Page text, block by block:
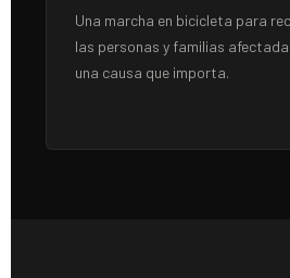
Una marcha en bicicleta para
las personas y familias
una causa que importa.